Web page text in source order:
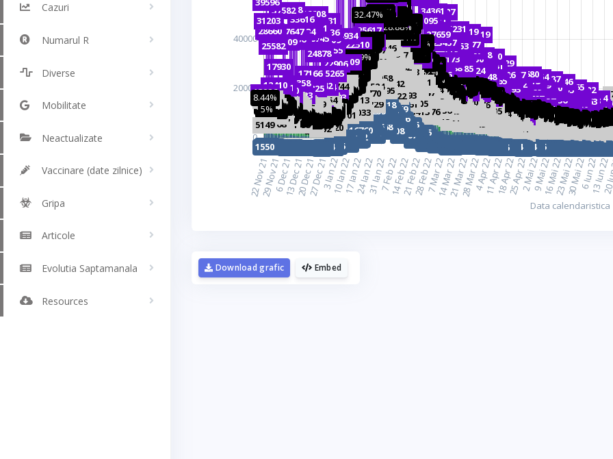
Cazuri
Numarul R
Diverse
Mobilitate
Neactualizate
Vaccinare (date zilnice)
Gripa
Articole
Evolutia Saptamanala
Resources
Embed
Download grafic